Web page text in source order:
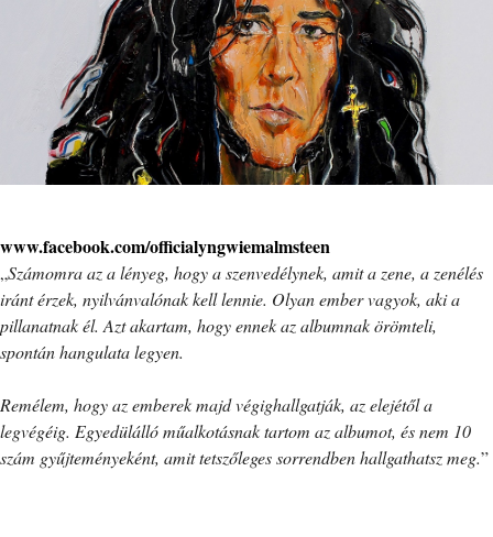
www.facebook.com/officialyngwiemalmsteen
„Számomra az a lényeg, hogy a szenvedélynek, amit a zene, a zenélés
iránt érzek, nyilvánvalónak kell lennie. Olyan ember vagyok, aki a
pillanatnak él. Azt akartam, hogy ennek az albumnak örömteli,
spontán hangulata legyen.
Remélem, hogy az emberek majd végighallgatják, az elejétől a
legvégéig. Egyedülálló műalkotásnak tartom az albumot, és nem 10
szám gyűjteményeként, amit tetszőleges sorrendben hallgathatsz meg.”